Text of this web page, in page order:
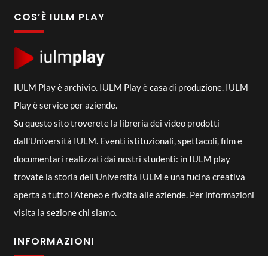
COS’È IULM PLAY
IULM Play è archivio. IULM Play è casa di produzione. IULM
Play è service per aziende.
Su questo sito troverete la libreria dei video prodotti
dall'Università IULM. Eventi istituzionali, spettacoli, film e
documentari realizzati dai nostri studenti: in IULM play
trovate la storia dell'Università IULM e una fucina creativa
aperta a tutto l'Ateneo e rivolta alle aziende. Per informazioni
visita la sezionechi siamo.
INFORMAZIONI